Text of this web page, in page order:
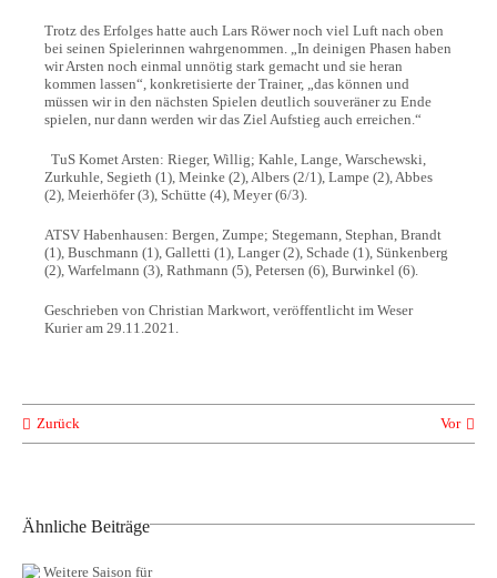
Trotz des Erfolges hatte auch Lars Röwer noch viel Luft nach oben
bei seinen Spielerinnen wahrgenommen. „In deinigen Phasen haben
wir Arsten noch einmal unnötig stark gemacht und sie heran
kommen lassen“, konkretisierte der Trainer, „das können und
müssen wir in den nächsten Spielen deutlich souveräner zu Ende
spielen, nur dann werden wir das Ziel Aufstieg auch erreichen.“
TuS Komet Arsten: Rieger, Willig; Kahle, Lange, Warschewski,
Zurkuhle, Segieth (1), Meinke (2), Albers (2/1), Lampe (2), Abbes
(2), Meierhöfer (3), Schütte (4), Meyer (6/3).
ATSV Habenhausen: Bergen, Zumpe; Stegemann, Stephan, Brandt
(1), Buschmann (1), Galletti (1), Langer (2), Schade (1), Sünkenberg
(2), Warfelmann (3), Rathmann (5), Petersen (6), Burwinkel (6).
Geschrieben von Christian Markwort, veröffentlicht im Weser
Kurier am 29.11.2021.
Zurück Vor
Ähnliche Beiträge
Saison für